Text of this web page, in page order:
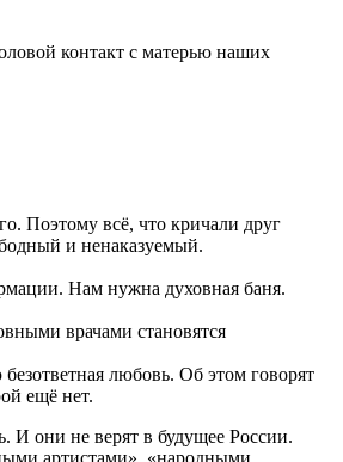
контакт с матерью наших
Поэтому всё, что кричали друг
и ненаказуемый.
Нам нужна духовная баня.
врачами становятся
любовь. Об этом говорят
ещё нет.
И они не верят в будущее России.
артистами», «народными